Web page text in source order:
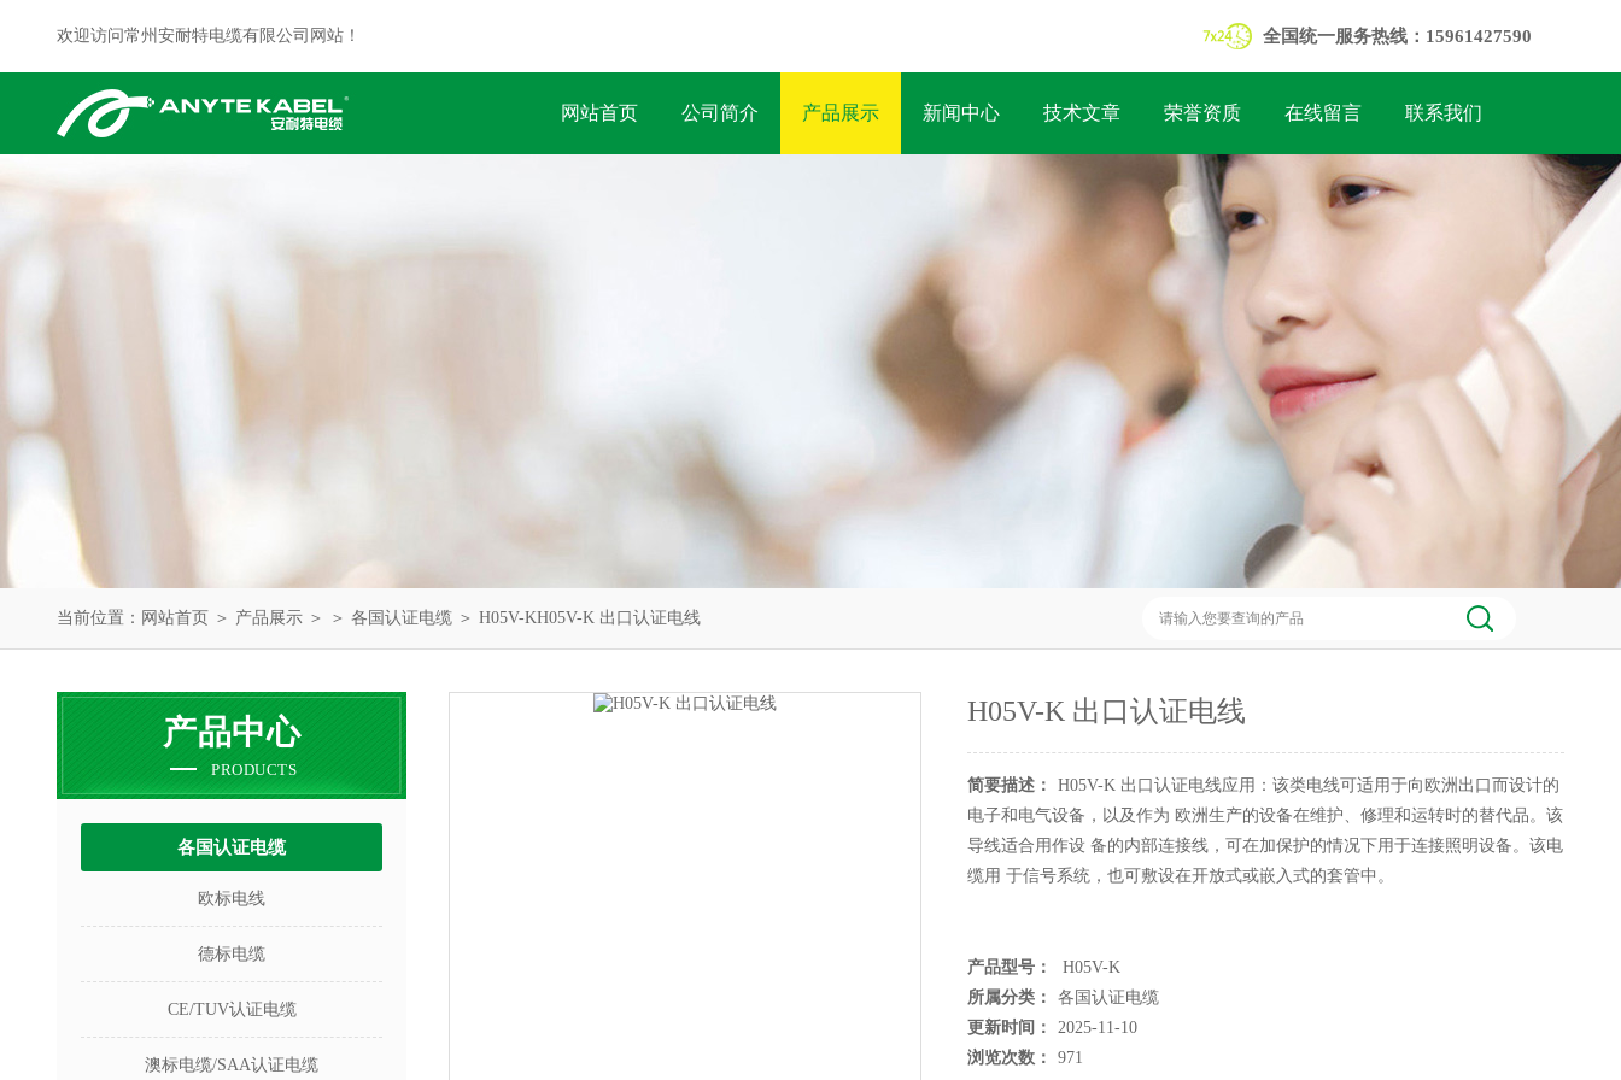
欢迎访问常州安耐特电缆有限公司网站！ 全国统一服务热线：15961427590
网站首页 公司简介 产品展示 新闻中心 技术文章 荣誉资质 在线留言 联系我们
当前位置： 网站首页 ＞ 产品展示 ＞ ＞ 各国认证电缆 ＞ H05V-KH05V-K 出口认证电线
产品中心
PRODUCTS
各国认证电缆
欧标电线
德标电缆
CE/TUV认证电缆
澳标电缆/SAA认证电缆
H05V-K 出口认证电线
简要描述：
H05V-K 出口认证电线应用：该类电线可适用于向欧洲出口而设计的
电子和电气设备，以及作为 欧洲生产的设备在维护、修理和运转时的替代品。该
导线适合用作设 备的内部连接线，可在加保护的情况下用于连接照明设备。该电
缆用 于信号系统，也可敷设在开放式或嵌入式的套管中。
产品型号：
H05V-K
所属分类：
各国认证电缆
更新时间：
2025-11-10
浏览次数：
971